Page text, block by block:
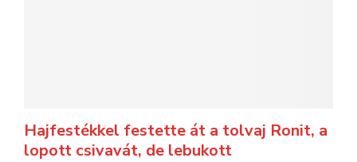
Hajfestékkel festette át a tolvaj Ronit, a
lopott csivavát, de lebukott